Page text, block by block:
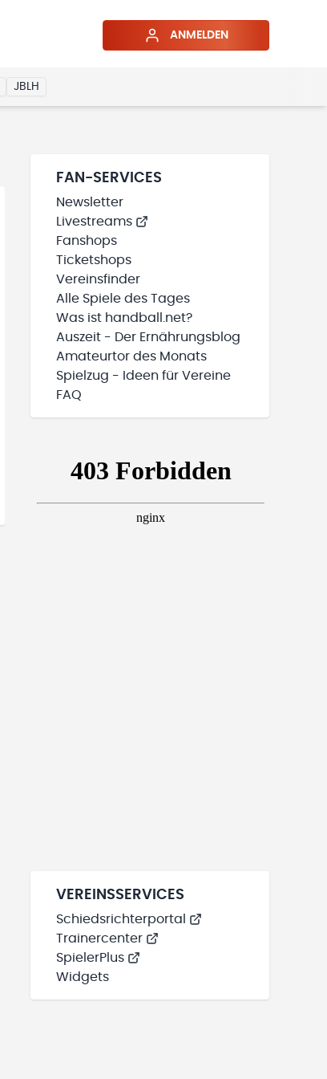
ANMELDEN
JBLH
FAN-SERVICES
Newsletter
Livestreams
Fanshops
Ticketshops
Vereinsfinder
Alle Spiele des Tages
Was ist handball.net?
Auszeit - Der Ernährungsblog
Amateurtor des Monats
Spielzug - Ideen für Vereine
FAQ
VEREINSSERVICES
Schiedsrichterportal
Trainercenter
SpielerPlus
Widgets